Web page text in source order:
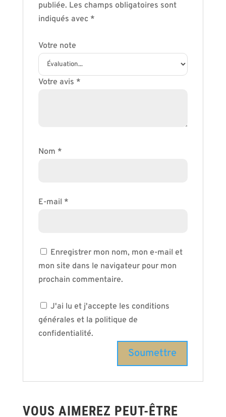
publiée. Les champs obligatoires sont
indiqués avec *
Votre note
Votre avis *
Nom *
E-mail *
Enregistrer mon nom, mon e-mail et
mon site dans le navigateur pour mon
prochain commentaire.
J'ai lu et j'accepte les conditions
générales et la politique de
confidentialité.
VOUS AIMEREZ PEUT-ÊTRE